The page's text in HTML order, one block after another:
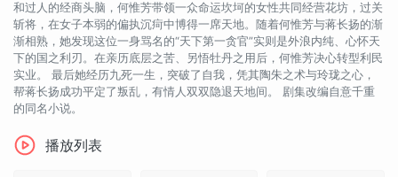
和过人的经商头脑，何惟芳带领一众命运坎坷的女性共同经营花坊，过关
斩将，在女子本弱的偏执沉疴中博得一席天地。随着何惟芳与蒋长扬的渐
渐相熟，她发现这位一身骂名的“天下第一贪官”实则是外浪内纯、心怀天
下的国之利刃。在亲历底层之苦、另悟牡丹之用后，何惟芳决心转型利民
实业。 最后她经历九死一生，突破了自我，凭其陶朱之术与玲珑之心，
帮蒋长扬成功平定了叛乱，有情人双双隐退天地间。 剧集改编自意千重
的同名小说。
播放列表